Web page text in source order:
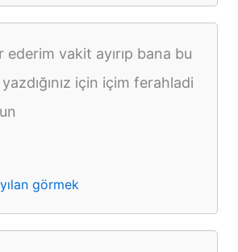
vakit ayırıp bana bu
için içim ferahladi
görmek